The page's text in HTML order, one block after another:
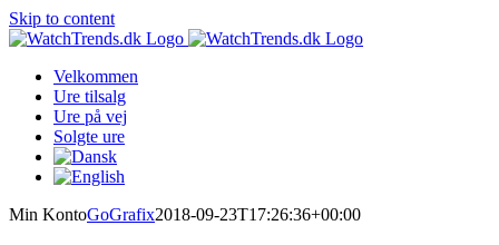
Skip to content
Velkommen
Ure tilsalg
Ure på vej
Solgte ure
Min KontoGoGrafix2018-09-23T17:26:36+00:00